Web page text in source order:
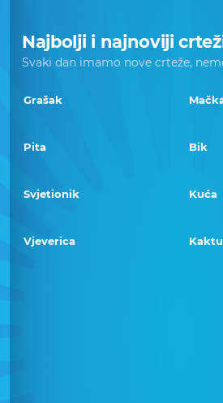
Najbolji i najnoviji
Svaki dan imamo nove crteže,
Grašak
Pita Bik
Svjetionik Kuća
Vjeverica